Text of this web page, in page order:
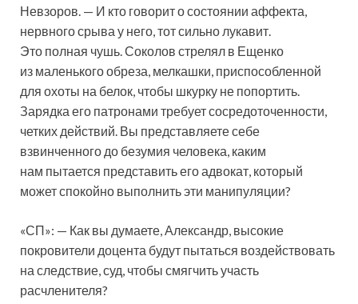
Невзоров. — И кто говорит о состоянии аффекта,
нервного срыва у него, тот сильно лукавит.
Это полная чушь. Соколов стрелял в Ещенко
из маленького обреза, мелкашки, приспособленной
для охоты на белок, чтобы шкурку не попортить.
Зарядка его патронами требует сосредоточенности,
четких действий. Вы представляете себе
взвинченного до безумия человека, каким
нам пытается представить его адвокат, который
может спокойно выполнить эти манипуляции?
«СП»: — Как вы думаете, Александр, высокие
покровители доцента будут пытаться воздействовать
на следствие, суд, чтобы смягчить участь
расчленителя?